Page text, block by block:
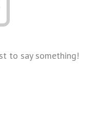
to say something!